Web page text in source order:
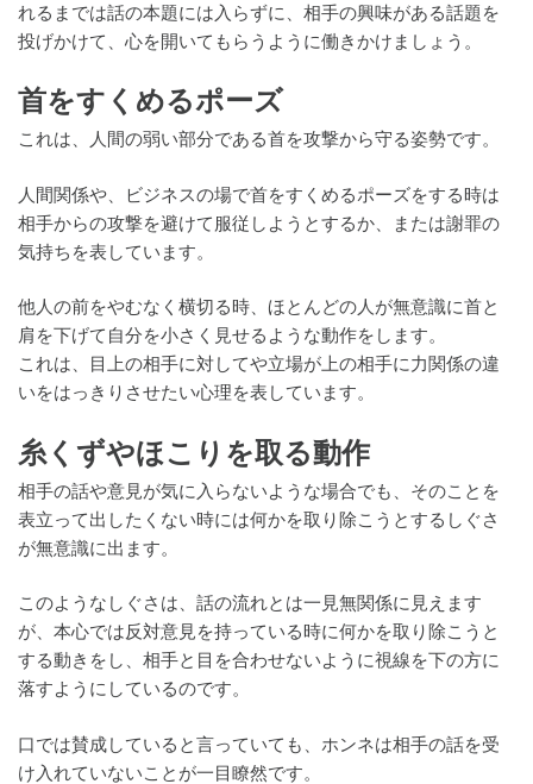
れるまでは話の本題には入らずに、相手の興味がある話題を
投げかけて、心を開いてもらうように働きかけましょう。
首をすくめるポーズ
これは、人間の弱い部分である首を攻撃から守る姿勢です。
人間関係や、ビジネスの場で首をすくめるポーズをする時は
相手からの攻撃を避けて服従しようとするか、または謝罪の
気持ちを表しています。
他人の前をやむなく横切る時、ほとんどの人が無意識に首と
肩を下げて自分を小さく見せるような動作をします。
これは、目上の相手に対してや立場が上の相手に力関係の違
いをはっきりさせたい心理を表しています。
糸くずやほこりを取る動作
相手の話や意見が気に入らないような場合でも、そのことを
表立って出したくない時には何かを取り除こうとするしぐさ
が無意識に出ます。
このようなしぐさは、話の流れとは一見無関係に見えます
が、本心では反対意見を持っている時に何かを取り除こうと
する動きをし、相手と目を合わせないように視線を下の方に
落すようにしているのです。
口では賛成していると言っていても、ホンネは相手の話を受
け入れていないことが一目瞭然です。